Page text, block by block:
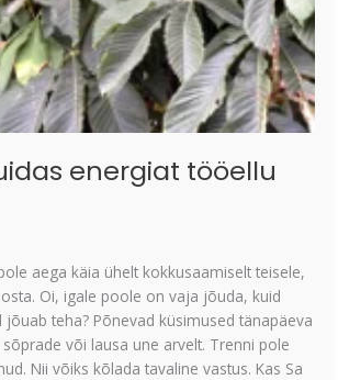
energiat tööellu
aega käia ühelt kokkusaamiselt teisele,
Oi, igale poole on vaja jõuda, kuid
teha? Põnevad küsimused tänapäeva
sõprade või lausa une arvelt. Trenni pole
Nii võiks kõlada tavaline vastus. Kas Sa